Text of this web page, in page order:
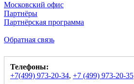
Московский офис
Партнёры
Партнёрская программа
Обратная связь
Телефоны:
+7(499) 973-20-34, +7 (499) 973-20-35